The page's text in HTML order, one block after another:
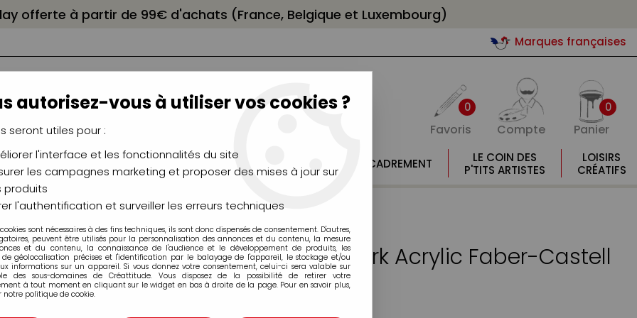
offerte à partir de 99€ d'achats (France, Belgique et Luxembourg)
Marques françaises
0
Favoris Compte
0
Panier
CHÂSSIS
CHEVALETS
AÉROGRAPHIE
MODÉLISME
MOULAGE
ENCADREMENT
LE COIN DES
P'TITS ARTISTES
LOISIRS
CRÉATIFS
>Marqueurs Multimark Acrylic Faber-Castell
Marqueurs Multimark Acrylic Faber-Castell
Dès3,49 €TTC
autorisez-vous à utiliser vos cookies ?
seront utiles pour :
l'interface et les fonctionnalités du site
les campagnes marketing et proposer des mises à jour sur
produits
l'authentification et surveiller les erreurs techniques
sont nécessaires à des fins techniques, ils sont donc dispensés de consentement. D'autres,
peuvent être utilisés pour la personnalisation des annonces et du contenu, la mesure
et du contenu, la connaissance de l'audience et le développement de produits, les
de géolocalisation précises et l'identification par le balayage de l'appareil, le stockage et/ou
informations sur un appareil. Si vous donnez votre consentement, celui-ci sera valable sur
des sous-domaines de Créattitude. Vous disposez de la possibilité de retirer votre
à tout moment en cliquant sur le widget en bas à droite de la page. Pour en savoir plus,
notre politique de cookie.